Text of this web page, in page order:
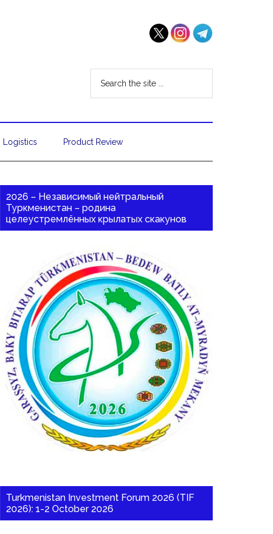
Logistics Product Review
2026 – Независимый нейтральный
Туркменистан – родина
целеустремлённых крылатых скакунов
Turkmenistan Investment Forum 2026 (TIF
2026): 1-2 October 2026